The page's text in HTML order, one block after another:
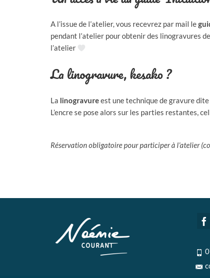
A l’issue de l’atelier, vous recevrez par mail le
pendant l’atelier pour obtenir des linogravures
l’atelier
La linogravure, kesako ?
La linogravureest une technique de gravure
L’encre se pose alors sur les parties restantes,
Réservation obligatoire pour participer à l’atelier